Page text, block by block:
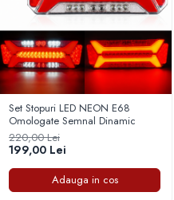
Set Stopuri LED NEON E68
Omologate Semnal Dinamic
220,00 Lei
199,00 Lei
Adauga in cos